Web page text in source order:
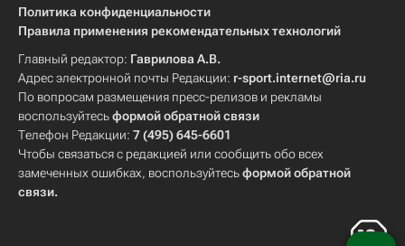
Политика конфиденциальности
Правила применения рекомендательных технологий
Главный редактор: Гаврилова А.В.
Адрес электронной почты Редакции: r-sport.internet@ria.ru
По вопросам размещения пресс-релизов и рекламы
воспользуйтесьформой обратной связи
Телефон Редакции: 7 (495) 645-6601
Чтобы связаться с редакцией или сообщить обо всех
замеченных ошибках, воспользуйтесьформой обратной
связи.